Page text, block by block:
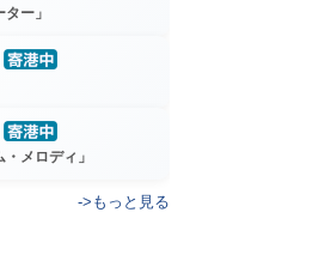
ー」
・メロディ」
->もっと見る